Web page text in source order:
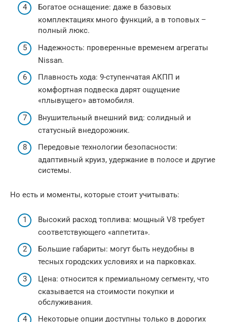
Богатое оснащение: даже в базовых
комплектациях много функций, а в топовых –
полный люкс.
Надежность: проверенные временем агрегаты
Nissan.
Плавность хода: 9-ступенчатая АКПП и
комфортная подвеска дарят ощущение
«плывущего» автомобиля.
Внушительный внешний вид: солидный и
статусный внедорожник.
Передовые технологии безопасности:
адаптивный круиз, удержание в полосе и другие
системы.
Но есть и моменты, которые стоит учитывать:
Высокий расход топлива: мощный V8 требует
соответствующего «аппетита».
Большие габариты: могут быть неудобны в
тесных городских условиях и на парковках.
Цена: относится к премиальному сегменту, что
сказывается на стоимости покупки и
обслуживания.
Некоторые опции доступны только в дорогих